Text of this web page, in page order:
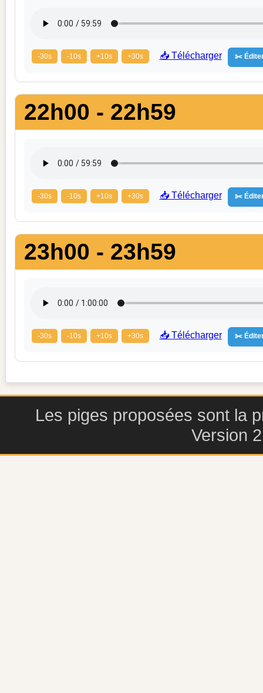
-30s -10s +10s +30s 📥 Télécharger ✂️
22h00 - 22h59
-30s -10s +10s +30s 📥 Télécharger ✂️
23h00 - 23h59
-30s -10s +10s +30s 📥 Télécharger ✂️
Les piges proposées sont la
Version